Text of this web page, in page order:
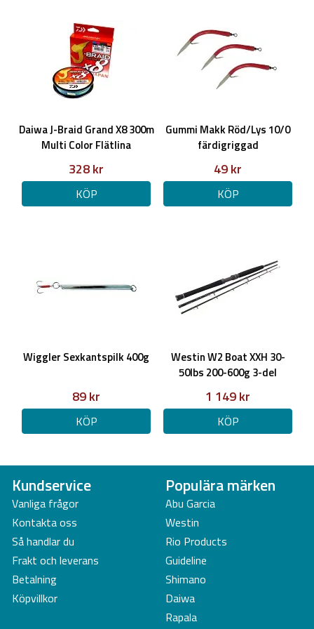
SS kullager
Quick Set Dual Anti-reverse
Bait Clicker som går att stänga av
Daiwa J-Braid Grand X8 300m
Multi Color Flätlina
328 kr
KÖP
Gummi Makk Röd/Lys 10/0
färdigriggad
49 kr
KÖP
Wiggler Sexkantspilk 400g
89 kr
KÖP
Westin W2 Boat XXH 30-
50lbs 200-600g 3-del
1 149 kr
KÖP
Kundservice
Vanliga frågor
Kontakta oss
Så handlar du
Frakt och leverans
Betalning
Köpvillkor
Populära märken
Abu Garcia
Westin
Rio Products
Guideline
Shimano
Daiwa
Rapala